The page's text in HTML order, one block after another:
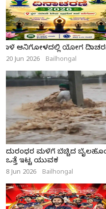
ನಾಳೆ ಆನಿಗೋಳದಲ್ಲಿ ಯೋಗ
20 Jun 2026 Bailhongal
ದುರಂಧರ ಮಳೆಗೆ ಬೆಚ್ಚಿದ
ಒತ್ತೆ ಇಟ್ಟ ಯುವಕ
8 Jun 2026 Bailhongal